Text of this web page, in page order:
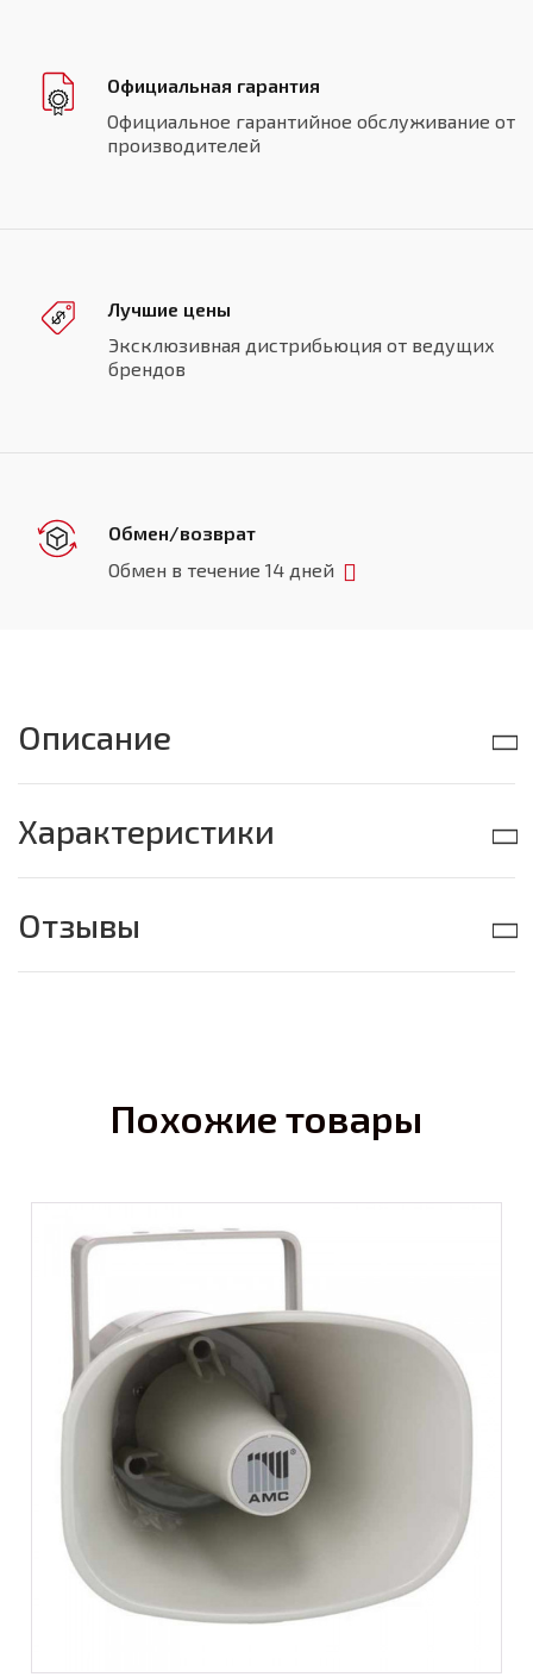
Официальная гарантия
Официальное гарантийное обслуживание от
производителей
Лучшие цены
Эксклюзивная дистрибьюция от ведущих
брендов
Обмен/возврат
Обмен в течение 14 дней
Описание
Характеристики
Отзывы
Похожие товары